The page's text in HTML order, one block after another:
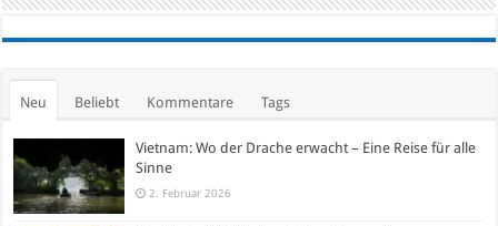
Neu Beliebt Kommentare Tags
Vietnam: Wo der Drache erwacht – Eine Reise für alle
Sinne
2. Februar 2026